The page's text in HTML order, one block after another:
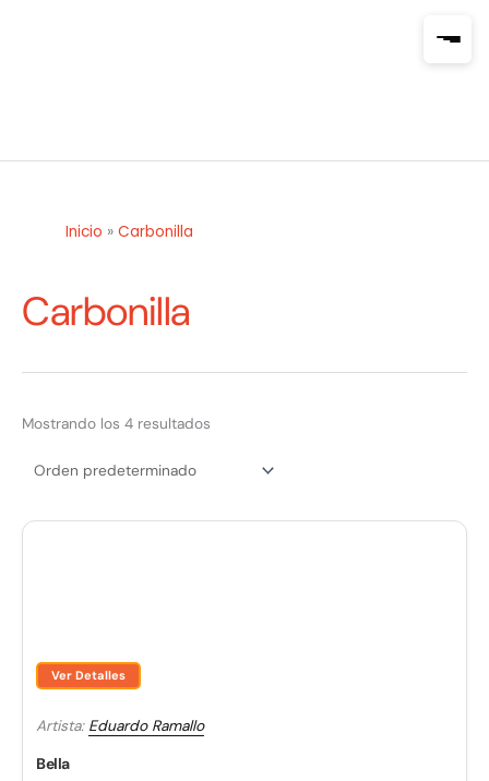
Inicio » Carbonilla
Carbonilla
Mostrando los 4 resultados
Ver Detalles
Artista: Eduardo Ramallo
Bella